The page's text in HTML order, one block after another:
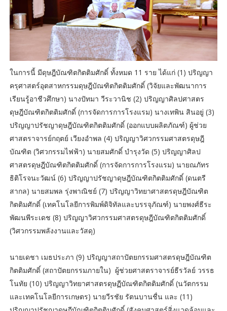
ในการนี้ มีดุษฎีบัณฑิตกิตติมศักดิ์ ทั้งหมด 11 ราย ได้แก่ (1) ปริญญา
ครุศาสตร์อุตสาหกรรมดุษฎีบัณฑิตกิตติมศักดิ์ (วิจัยและพัฒนาการ
เรียนรู้อาชีวศึกษา) นางปัทมา วีระวานิช (2) ปริญญาศิลปศาสตร
ดุษฎีบัณฑิตกิตติมศักดิ์ (การจัดการการโรงแรม) นางเทพิน สินอยู่ (3)
ปริญญาปรัชญาดุษฎีบัณฑิตกิตติมศักดิ์ (ออกแบบผลิตภัณฑ์) ผู้ช่วย
ศาสตราจารย์กฤตย์ เวียงอำพล (4) ปริญญาวิศวกรรมศาสตรดุษฎี
บัณฑิต (วิศวกรรมไฟฟ้า) นายสมศักดิ์ บำรุงวัด (5) ปริญญาศิลป
ศาสตรดุษฎีบัณฑิตกิตติมศักดิ์ (การจัดการการโรงแรม) นายณภัทร
ธิติโรจนะวัฒน์ (6) ปริญญาปรัชญาดุษฎีบัณฑิตกิตติมศักดิ์ (ดนตรี
สากล) นายสมพล รุ่งพาณิชย์ (7) ปริญญาวิทยาศาสตรดุษฎีบัณฑิต
กิตติมศักดิ์ (เทคโนโลยีการพิมพ์ดิจิทัลและบรรจุภัณฑ์) นายพงศ์ธีระ
พัฒนพีระเดช (8) ปริญญาวิศวกรรมศาสตรดุษฎีบัณฑิตกิตติมศักดิ์
(วิศวกรรมพลังงานและวัสดุ)
นายเดชา เมธประภา (9) ปริญญาสถาปัตยกรรมศาสตรดุษฎีบัณฑิต
กิตติมศักดิ์ (สถาปัตยกรรมภายใน) ผู้ช่วยศาสตราจารย์ธีรวัลย์ วรรธ
โนทัย (10) ปริญญาวิทยาศาสตรดุษฏีบัณฑิตกิตติมศักดิ์ (นวัตกรรม
และเทคโนโลยีการเกษตร) นายวีรชัย รัตนบานชื่น และ (11)